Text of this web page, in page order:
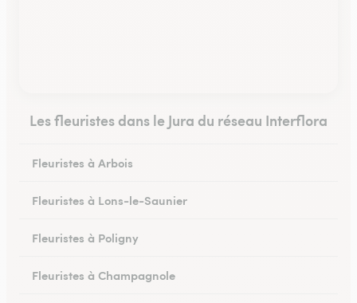
Les fleuristes dans le Jura du réseau Interflora
Fleuristes à Arbois
Fleuristes à Lons-le-Saunier
Fleuristes à Poligny
Fleuristes à Champagnole